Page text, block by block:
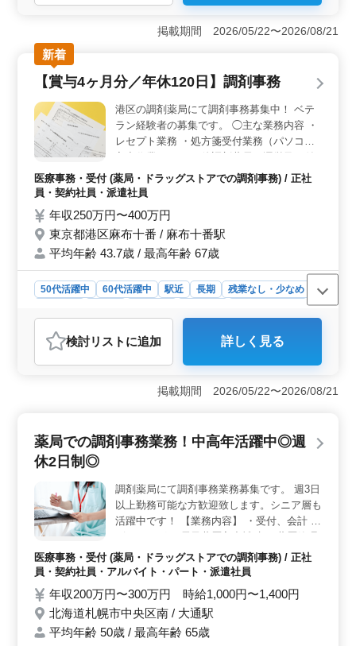
局事務としての豊富な経験をお持ちの方に最適です。診
療報酬請求の経験が求められており、年数に関係なくそ
のスキルを活かすことができます。業務内容としては、
受付やレセプト業務、調剤補助、医薬品の在庫管理・発
注など、調剤事務の全般にわたり幅広い業務を担当する
ため、今まで培ったスキルを存分に発揮できる環境で
の温かい職場であることも魅力です。経験者だからこそ
即戦力として貢献でき、日々の業務にやりがいを感じら
れるはずです。 ＜働きやすさと安定感が魅力の職場
＞ この職場は、川崎駅から徒歩圏内に位置しており、
通勤が非常に便利です。さらに、残業がないため、ワー
クライフバランスを重視する方にとっても理想的な環境
保されているため、プライベートとの両立も容易です。
また、正社員、契約社員、派遣社員のいずれかの形態で
働くことができ、自分のライフスタイルに合った働き方
条件が整っているため、長期的に安心して働くことがで
きます。 ＜充実した待遇と福利厚生＞ 年収250万円
から400万円と、経験やスキルに応じた待遇が受けられる
ほか、賞与も年2回支給され、3.8ヶ月分と充実していま
す。さらに、通勤手当が月額5万円まで支給されるため、
険、労災保険、健康保険、厚生年金が完備されており、
安心して働ける基盤が整っています。その他、年末年始
やGWなどの休暇制度も充実しており、仕事と生活のバラ
掲載期間 2026/05/22〜2026/08/21
新着
【賞与4ヶ月分／年休120日】調剤事務
港区の調剤薬局にて調剤事務募集中！ ベテ
ラン経験者の募集です。 ◯主な業務内容 ・
レセプト業務 ・処方箋受付業務（パソコン
随するすべての業務 調剤薬局等で医療事務
経験のある方は優遇いたします。 今まで培
応募ください！
医療事務・受付 (薬局・ドラッグストアでの調剤事務) / 正社
員・契約社員・派遣社員
年収250万円〜400万円
東京都港区麻布十番 / 麻布十番駅
平均年齢 43.7歳 / 最高年齢 67歳
50代活躍中 60代活躍中 駅近 長期
残業なし・少なめ
おすすめポイント
＜経験を活かしキャリアアップできる環境＞ この求人
は、調剤薬局事務の豊富な経験を持つ方に理想的な職場
ど、今までのキャリアで培ったスキルを最大限に発揮で
新たな挑戦ができる点が魅力です。医療事務経験者は優
遇されるため、これまでの実績を評価され、キャリアア
ップを目指すことが可能です。 ＜魅力的な待遇と働
きやすい環境＞ 年収250万円〜400万円に加え、4ヶ月
分の賞与が支給されるため、安定した収入を得られま
す。港区麻布十番というアクセスの良い立地にあり、通
勤が便利です。また、年間休日が120日と充実しており、
は9時から20時の間で8時間程度、時間外労働も月平均10
時間と少なめです。残業が少なく、働きやすい職場環境
で、仕事と家庭の両立が可能です。 ＜安心の福利厚
生と長期的なキャリア＞ この求人では、雇用保険、労
災保険、健康保険、厚生年金といった充実した福利厚生
が提供されており、長期的に安心して働けます。また、
検討リスト に追加 詳しく見る
掲載期間 2026/05/22〜2026/08/21
薬局での調剤事務業務！中高年活躍中◎週
休2日制◎
調剤薬局にて調剤事務業務募集です。 週3日
以上勤務可能な方歓迎致します。シニア層も
活躍中です！ 【業務内容】 ・受付、会計 ・
ピッキング ・電子薬歴入力補助 ・薬歴管理
・OTC販売 等 正社員及びアルバイト・パー
トの募集です。現在50代の方大募集！ 今ま
応募お待ちしています。
医療事務・受付 (薬局・ドラッグストアでの調剤事務) / 正社
員・契約社員・アルバイト・パート・派遣社員
年収200万円〜300万円 時給1,000円〜1,400円
北海道札幌市中央区南 / 大通駅
平均年齢 50歳 / 最高年齢 65歳